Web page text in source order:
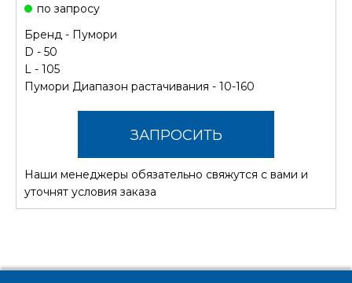
по запросу
Бренд - Пумори
D - 50
L - 105
Пумори Диапазон растачивания - 10-160
ЗАПРОСИТЬ
СТОИМОСТЬ
Наши менеджеры обязательно свяжутся с вами и
уточнят условия заказа